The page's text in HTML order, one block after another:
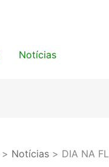
Notícias
Notícias DIA NA